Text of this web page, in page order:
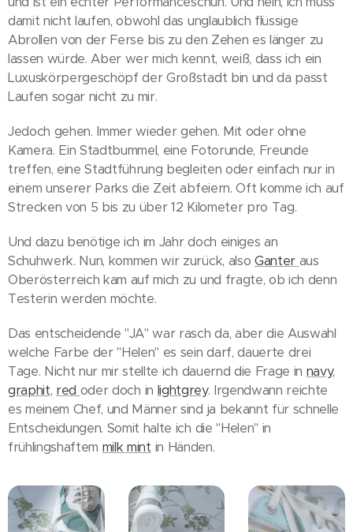
damit nicht laufen, obwohl das unglaublich flüssige
Abrollen von der Ferse bis zu den Zehen es länger zu
lassen würde. Aber wer mich kennt, weiß, dass ich ein
Luxuskörpergeschöpf der Großstadt bin und da passt
Laufen sogar nicht zu mir.
Jedoch gehen. Immer wieder gehen. Mit oder ohne
Kamera. Ein Stadtbummel, eine Fotorunde, Freunde
treffen, eine Stadtführung begleiten oder einfach nur in
einem unserer Parks die Zeit abfeiern. Oft komme ich auf
Strecken von 5 bis zu über 12 Kilometer pro Tag.
Und dazu benötige ich im Jahr doch einiges an
Schuhwerk. Nun, kommen wir zurück, also Ganter aus
Oberösterreich kam auf mich zu und fragte, ob ich denn
Testerin werden möchte.
Das entscheidende "JA" war rasch da, aber die Auswahl
welche Farbe der "Helen" es sein darf, dauerte drei
Tage. Nicht nur mir stellte ich dauernd die Frage in navy,
graphit, red oder doch in lightgrey. Irgendwann reichte
es meinem Chef, und Männer sind ja bekannt für schnelle
Entscheidungen. Somit halte ich die "Helen" in
frühlingshaftem milk mint in Händen.